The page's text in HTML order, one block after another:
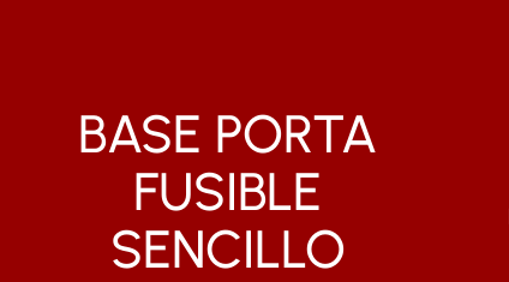
BASE PORTA
FUSIBLE
SENCILLO